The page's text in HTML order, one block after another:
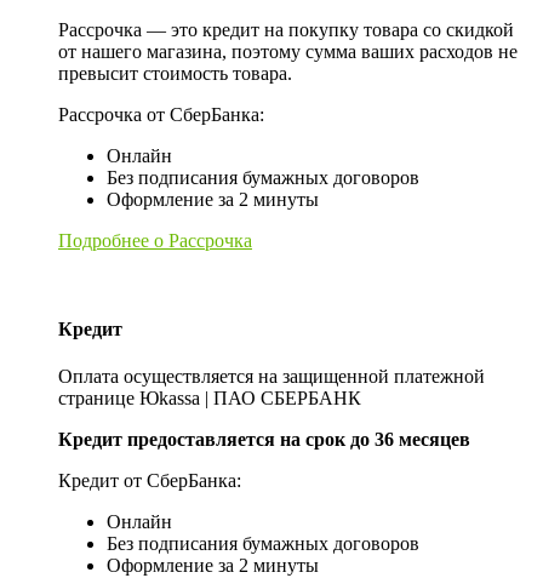
Рассрочка — это кредит на покупку товара со скидкой
от нашего магазина, поэтому сумма ваших расходов не
превысит стоимость товара.
Рассрочка от СберБанка:
Онлайн
Без подписания бумажных договоров
Оформление за 2 минуты
Подробнее о Рассрочка
Кредит
Оплата осуществляется на защищенной платежной
странице Юkassa | ПАО СБЕРБАНК
Кредит предоставляется на срок до 36 месяцев
Кредит от СберБанка:
Онлайн
Без подписания бумажных договоров
Оформление за 2 минуты